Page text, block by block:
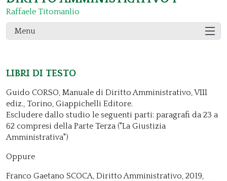
Raffaele Titomanlio
Menu
Libri di testo
Guido CORSO, Manuale di Diritto Amministrativo, VIII
ediz., Torino, Giappichelli Editore.
Escludere dallo studio le seguenti parti: paragrafi da 23 a
62 compresi della Parte Terza ("La Giustizia
Amministrativa")
Oppure
Franco Gaetano SCOCA, Diritto Amministrativo, 2019,